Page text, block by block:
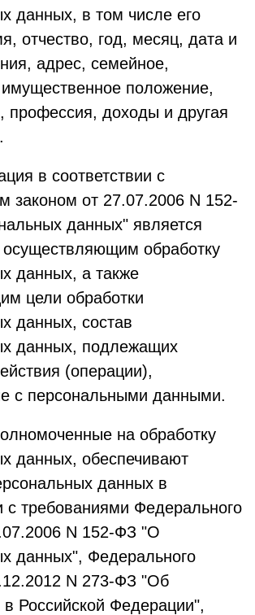
данных, в том числе его
отчество, год, месяц, дата и
адрес, семейное,
положение,
профессия, доходы и другая
в соответствии с
законом от 27.07.2006 N 152-
данных" является
обработку
данных, а также
цели обработки
данных, состав
данных, подлежащих
(операции),
с персональными данными.
на обработку
данных, обеспечивают
данных в
с требованиями Федерального
N 152-ФЗ "О
данных", Федерального
N 273-ФЗ "Об
в Российской Федерации",